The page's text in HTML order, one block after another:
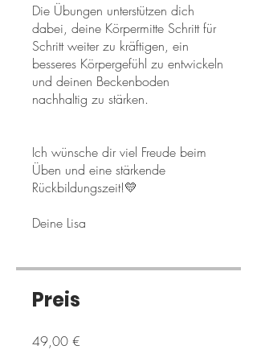
Die Übungen unterstützen dich
dabei, deine Körpermitte Schritt für
Schritt weiter zu kräftigen, ein
besseres Körpergefühl zu entwickeln
und deinen Beckenboden
nachhaltig zu stärken.
Ich wünsche dir viel Freude beim
Üben und eine stärkende
Rückbildungszeit!💛
Preis
49,00 €